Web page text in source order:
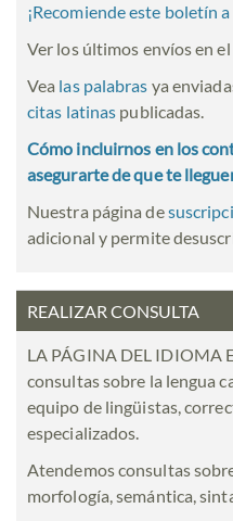
¡Recomiende este boletín
Ver los últimos envíos en
Vea las palabras ya
citas latinas publicadas.
Cómo incluirnos en los
asegurarte de que te
Nuestra página de
adicional y permite
REALIZAR CONSULTA
LA PÁGINA DEL IDIOMA
consultas sobre la lengua
equipo de lingüistas,
especializados.
Atendemos consultas
morfología, semántica,